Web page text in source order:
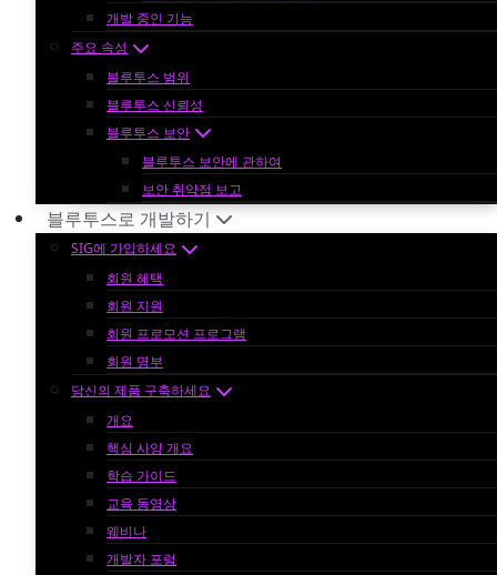
개발 중인 기능
주요 속성
블루투스 범위
블루투스 신뢰성
블루투스 보안
블루투스 보안에 관하여
보안 취약점 보고
블루투스로 개발하기
SIG에 가입하세요
회원 혜택
회원 지원
회원 프로모션 프로그램
회원 명부
당신의 제품 구축하세요
개요
핵심 사양 개요
학습 가이드
교육 동영상
웨비나
개발자 포럼